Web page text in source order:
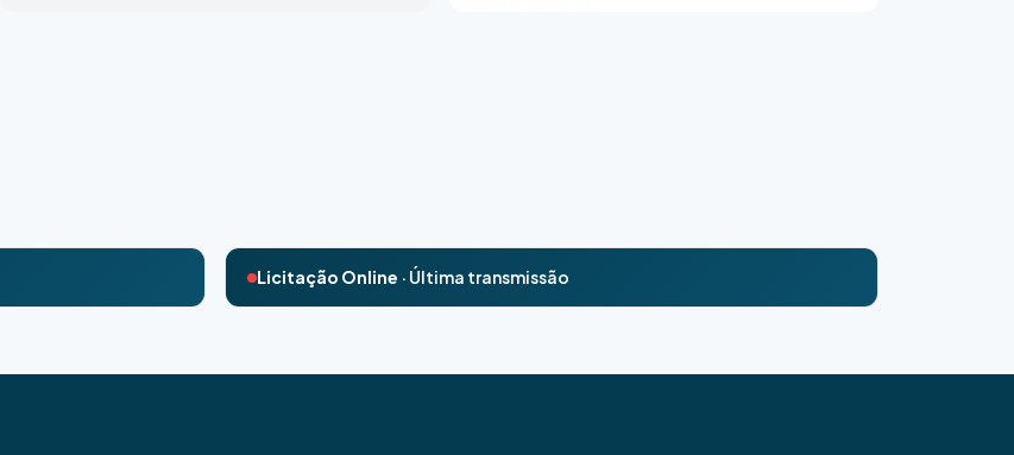
Licitação Online · Última transmissão